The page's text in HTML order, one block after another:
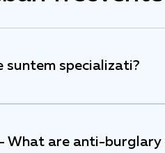
suntem specializati?
- What are anti-